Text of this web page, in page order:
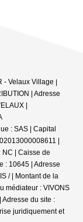
- Velaux Village |
| Adresse
|
: SAS | Capital
|
| Caisse de
: 10645 | Adresse
/ | Montant de la
médiateur : VIVONS
Adresse du site :
juridiquement et